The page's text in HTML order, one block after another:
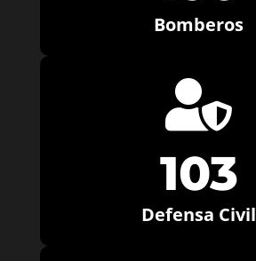
Bomberos

103
Defensa Civil